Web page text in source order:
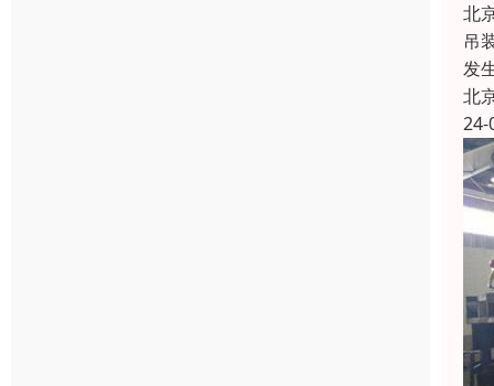
北
吊
发
北
24-